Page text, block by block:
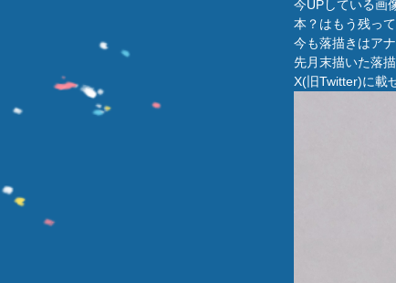
今UPしている画
本？はもう残っ
今も落描きはア
先月末描いた落
X(旧Twitter)に載